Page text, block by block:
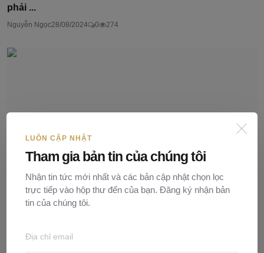
phải ...
Nguyễn Ngọc28/08/2024 0 274
Nguyễn Ngọc 11/11/2022
LUÔN CẬP NHẬT
Tham gia bản tin của chúng tôi
Nhận tin tức mới nhất và các bản cập nhật chọn lọc
trực tiếp vào hộp thư đến của bạn. Đăng ký nhận bản
tin của chúng tôi.